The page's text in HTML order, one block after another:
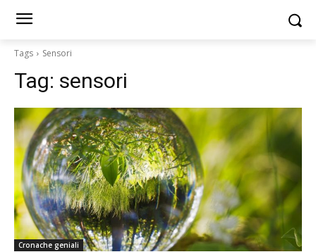
Tags Sensori
Tag: sensori
Cronache geniali